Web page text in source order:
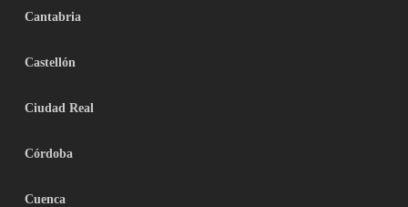
Cantabria
Castellón
Ciudad Real
Córdoba
Cuenca